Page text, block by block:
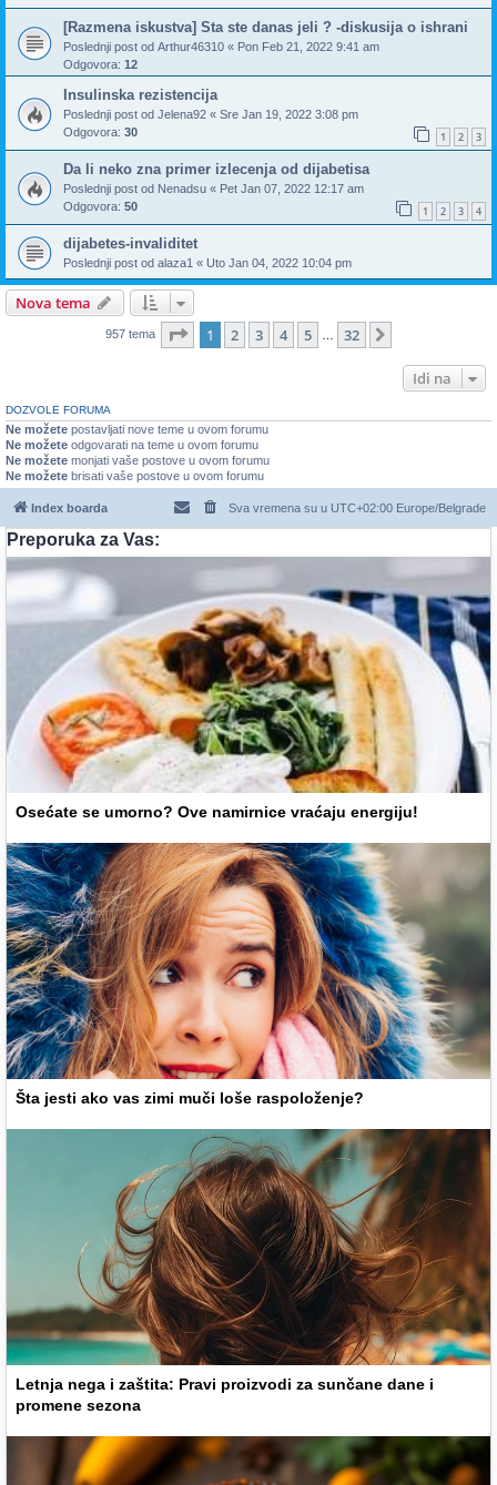
[Razmena iskustva] Sta ste danas jeli ? -diskusija o ishrani
Poslednji post od Arthur46310 « Pon Feb 21, 2022 9:41 am
Odgovora: 12
Insulinska rezistencija
Poslednji post od Jelena92 « Sre Jan 19, 2022 3:08 pm
Odgovora: 30 1 2 3
Da li neko zna primer izlecenja od dijabetisa
Poslednji post od Nenadsu « Pet Jan 07, 2022 12:17 am
Odgovora: 50 1 2 3 4
dijabetes-invaliditet
Poslednji post od alaza1 « Uto Jan 04, 2022 10:04 pm
Nova tema
957 tema Stranica 1od32
1 2 3 4 5 32
Idi na
DOZVOLE FORUMA
Ne možete postavljati nove teme u ovom forumu
Ne možete odgovarati na teme u ovom forumu
Ne možete monjati vaše postove u ovom forumu
Ne možete brisati vaše postove u ovom forumu
Index boarda Sva vremena su u UTC+02:00 Europe/Belgrade
Preporuka za Vas:
Osećate se umorno? Ove namirnice vraćaju energiju!
Šta jesti ako vas zimi muči loše raspoloženje?
Letnja nega i zaštita: Pravi proizvodi za sunčane dane i
promene sezona